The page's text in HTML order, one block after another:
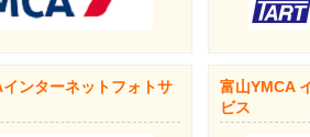
ンターネットフォトサ
富山YMCA
ビス